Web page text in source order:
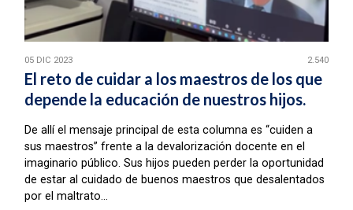
05 DIC 2023 2.540
El reto de cuidar a los maestros de los que
depende la educación de nuestros hijos.
De allí el mensaje principal de esta columna es “cuiden a
sus maestros” frente a la devalorización docente en el
imaginario público. Sus hijos pueden perder la oportunidad
de estar al cuidado de buenos maestros que desalentados
por el maltrato...